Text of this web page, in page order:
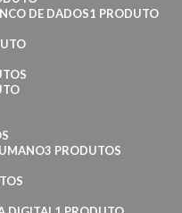
DE DADOS1 PRODUTO
3 PRODUTOS